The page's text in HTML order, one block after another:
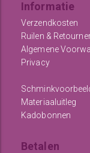
Informatie
Verzendkosten
Ruilen &
Algemene
Privacy
Materiaaluitleg
Kadobonnen
Betalen